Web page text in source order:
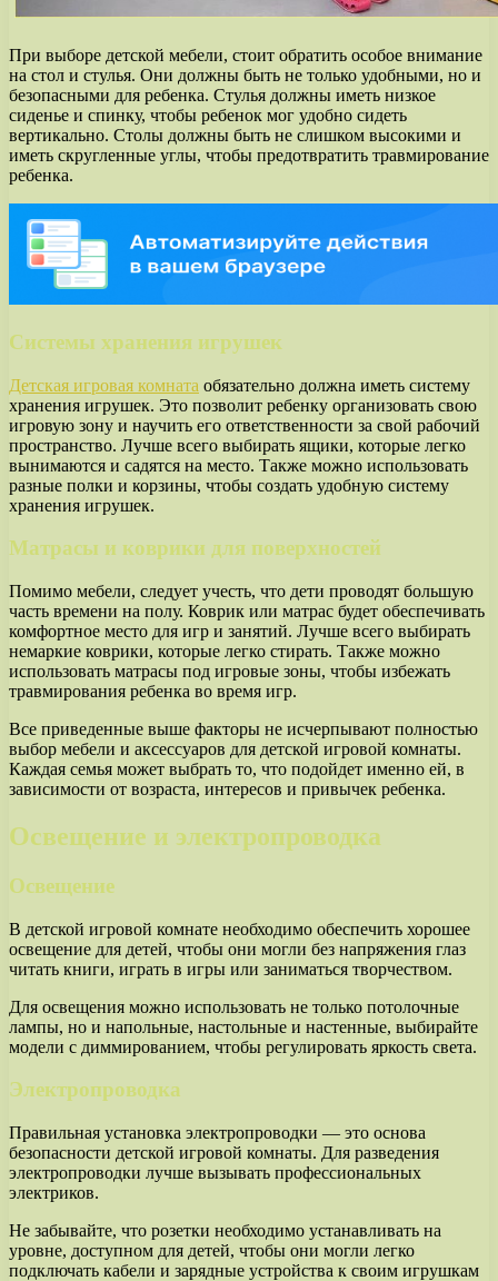
При выборе детской мебели, стоит обратить особое внимание
на стол и стулья. Они должны быть не только удобными, но и
безопасными для ребенка. Стулья должны иметь низкое
сиденье и спинку, чтобы ребенок мог удобно сидеть
вертикально. Столы должны быть не слишком высокими и
иметь скругленные углы, чтобы предотвратить травмирование
ребенка.
Системы хранения игрушек
Детская игровая комната обязательно должна иметь систему
хранения игрушек. Это позволит ребенку организовать свою
игровую зону и научить его ответственности за свой рабочий
пространство. Лучше всего выбирать ящики, которые легко
вынимаются и садятся на место. Также можно использовать
разные полки и корзины, чтобы создать удобную систему
хранения игрушек.
Матрасы и коврики для поверхностей
Помимо мебели, следует учесть, что дети проводят большую
часть времени на полу. Коврик или матрас будет обеспечивать
комфортное место для игр и занятий. Лучше всего выбирать
немаркие коврики, которые легко стирать. Также можно
использовать матрасы под игровые зоны, чтобы избежать
травмирования ребенка во время игр.
Все приведенные выше факторы не исчерпывают полностью
выбор мебели и аксессуаров для детской игровой комнаты.
Каждая семья может выбрать то, что подойдет именно ей, в
зависимости от возраста, интересов и привычек ребенка.
Освещение и электропроводка
Освещение
В детской игровой комнате необходимо обеспечить хорошее
освещение для детей, чтобы они могли без напряжения глаз
читать книги, играть в игры или заниматься творчеством.
Для освещения можно использовать не только потолочные
лампы, но и напольные, настольные и настенные, выбирайте
модели с диммированием, чтобы регулировать яркость света.
Электропроводка
Правильная установка электропроводки — это основа
безопасности детской игровой комнаты. Для разведения
электропроводки лучше вызывать профессиональных
электриков.
Не забывайте, что розетки необходимо устанавливать на
уровне, доступном для детей, чтобы они могли легко
подключать кабели и зарядные устройства к своим игрушкам